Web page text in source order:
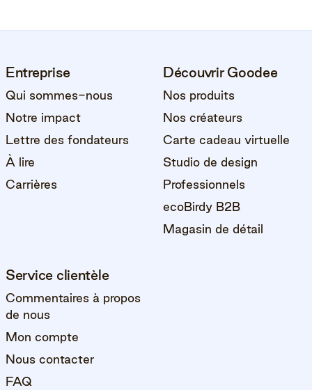
Entreprise
Qui sommes-nous
Notre impact
Lettre des fondateurs
À lire
Carrières
Découvrir Goodee
Nos produits
Nos créateurs
Carte cadeau virtuelle
Studio de design
Professionnels
ecoBirdy B2B
Magasin de détail
Service clientèle
Commentaires à propos
de nous
Mon compte
Nous contacter
FAQ